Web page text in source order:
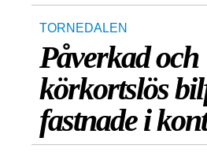
TORNEDALEN
Påverkad och
körkortslös
fastnade i